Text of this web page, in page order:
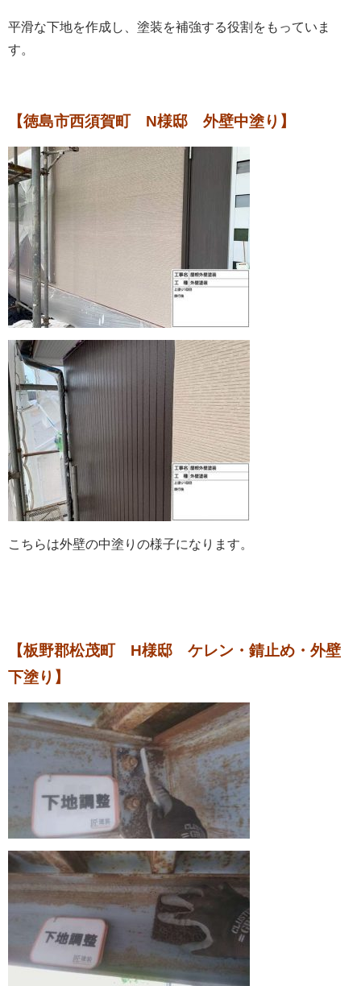
平滑な下地を作成し、塗装を補強する役割をもっていま
す。
【徳島市西須賀町 N様邸 外壁中塗り】
こちらは外壁の中塗りの様子になります。
【板野郡松茂町 H様邸 ケレン・錆止め・外壁
下塗り】